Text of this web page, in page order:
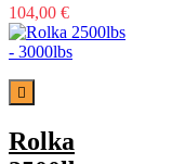
104,00 €

Rolka